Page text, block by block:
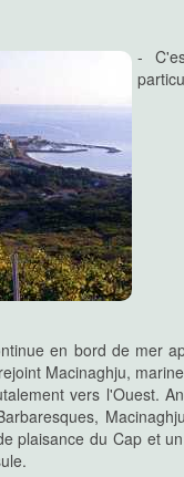
-
en bord de mer
Macinaghju,
vers l'Ouest.
plaisance du Cap et